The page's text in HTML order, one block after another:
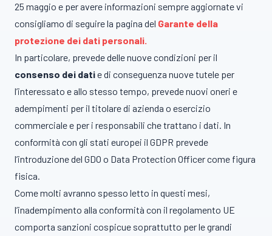
25 maggio e per avere informazioni sempre aggiornate vi
consigliamo di seguire la pagina del Garante della
protezione dei dati personali.
In particolare, prevede delle nuove condizioni per il
consenso dei datie di conseguenza nuove tutele per
l’interessato e allo stesso tempo, prevede nuovi oneri e
adempimenti per il titolare di azienda o esercizio
commerciale e per i responsabili che trattano i dati. In
conformità con gli stati europei il GDPR prevede
l’introduzione del GDO o Data Protection Officercome figura
fisica.
Come molti avranno spesso letto in questi mesi,
l’inadempimento alla conformità con il regolamento UE
comporta sanzioni cospicue soprattutto per le grandi